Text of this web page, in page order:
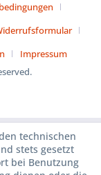
Impressum
technischen
stets gesetzt
bei Benutzung